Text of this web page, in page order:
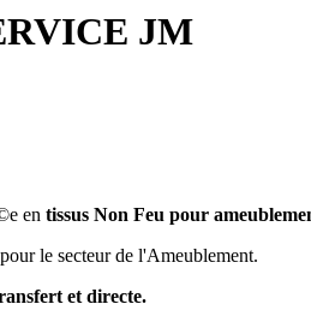
JM
en tissus Non Feu pour
le secteur de l'Ameublement.
et directe.